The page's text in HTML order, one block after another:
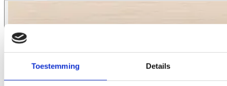
Toestemming Details